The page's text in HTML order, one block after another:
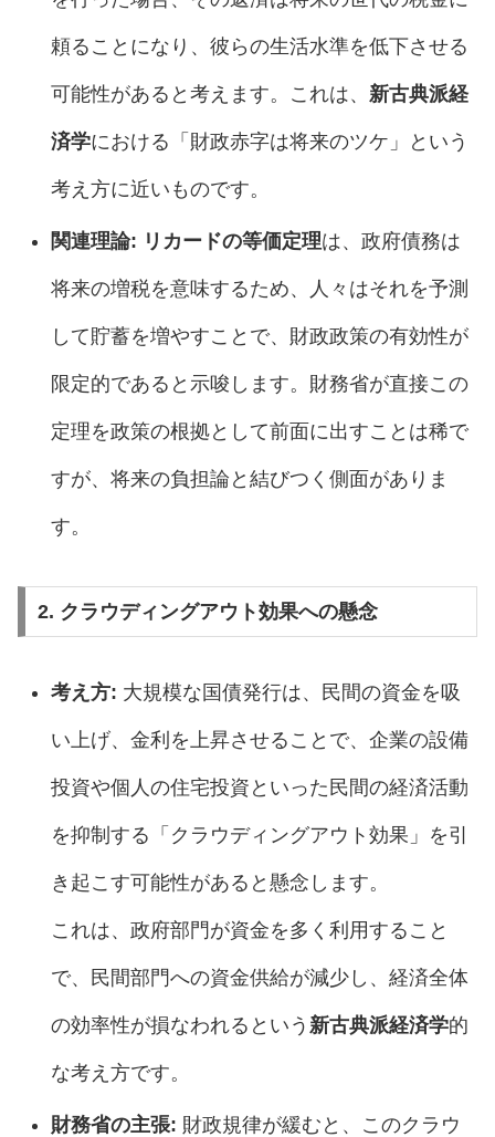
頼ることになり、彼らの生活水準を低下させる
可能性があると考えます。これは、 新古典派経
済学における「財政赤字は将来のツケ」という
考え方に近いものです。
関連理論: リカードの等価定理は、政府債務は
将来の増税を意味するため、人々はそれを予測
して貯蓄を増やすことで、財政政策の有効性が
限定的であると示唆します。財務省が直接この
定理を政策の根拠として前面に出すことは稀で
すが、将来の負担論と結びつく側面がありま
す。
2. クラウディングアウト効果への懸念
考え方: 大規模な国債発行は、民間の資金を吸
い上げ、金利を上昇させることで、企業の設備
投資や個人の住宅投資といった民間の経済活動
を抑制する「クラウディングアウト効果」を引
き起こす可能性があると懸念します。
これは、政府部門が資金を多く利用すること
で、民間部門への資金供給が減少し、経済全体
の効率性が損なわれるという 新古典派経済学的
な考え方です。
財務省の主張: 財政規律が緩むと、このクラウ